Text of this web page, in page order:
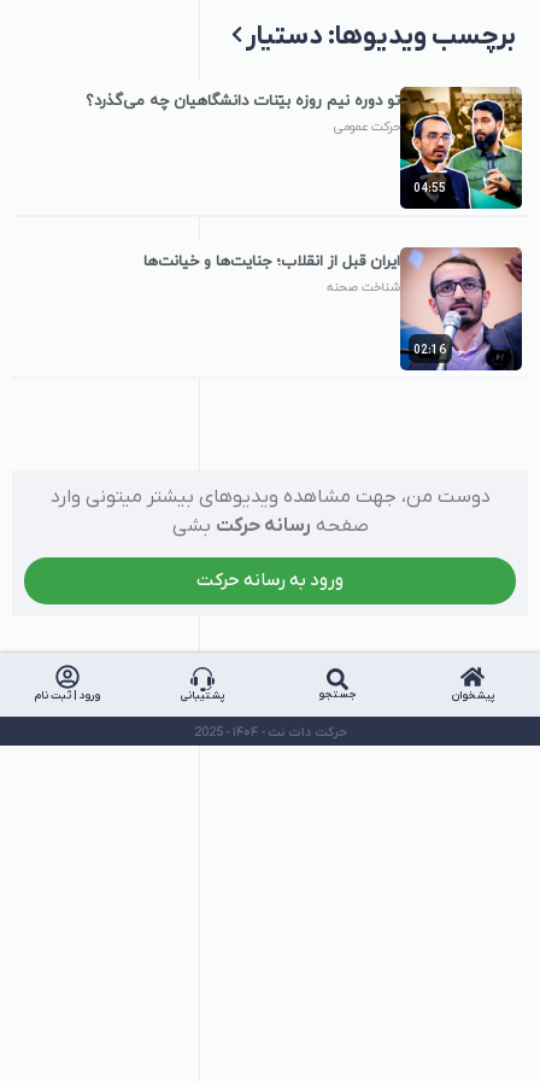
برچسب‌ ویدیوها: دستیار
04:55
تو دوره نیم روزه بیّنات دانشگاهیان چه می‌گذرد؟
حرکت عمومی
02:16
ایران قبل از انقلاب؛ جنایت‌ها و خیانت‌ها
شناخت صحنه
دوست من، جهت مشاهده ویدیوهای بیشتر میتونی وارد
صفحه رسانه حرکت بشی
ورود به رسانه حرکت
پیشخوان جستجو پشتیبانی ورود | ثبت نام
حرکت دات نت - ۱۴۰۴ - 2025